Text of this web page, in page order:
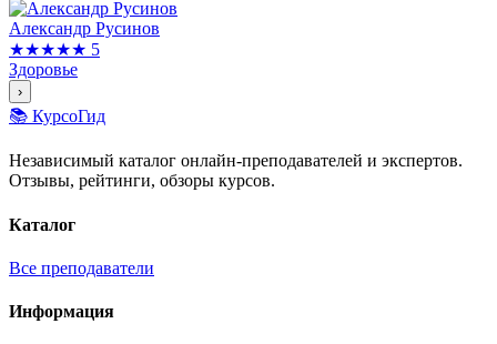
Александр Русинов
★★★★★ 5
Здоровье
›
📚 КурсоГид
Независимый каталог онлайн-преподавателей и экспертов.
Отзывы, рейтинги, обзоры курсов.
Каталог
Все преподаватели
Информация